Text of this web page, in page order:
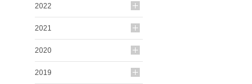
2022
2021
2020
2019